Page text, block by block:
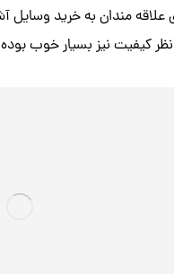
علاقه مندان به خرید
کیفیت نیز بسیار خوب بوده